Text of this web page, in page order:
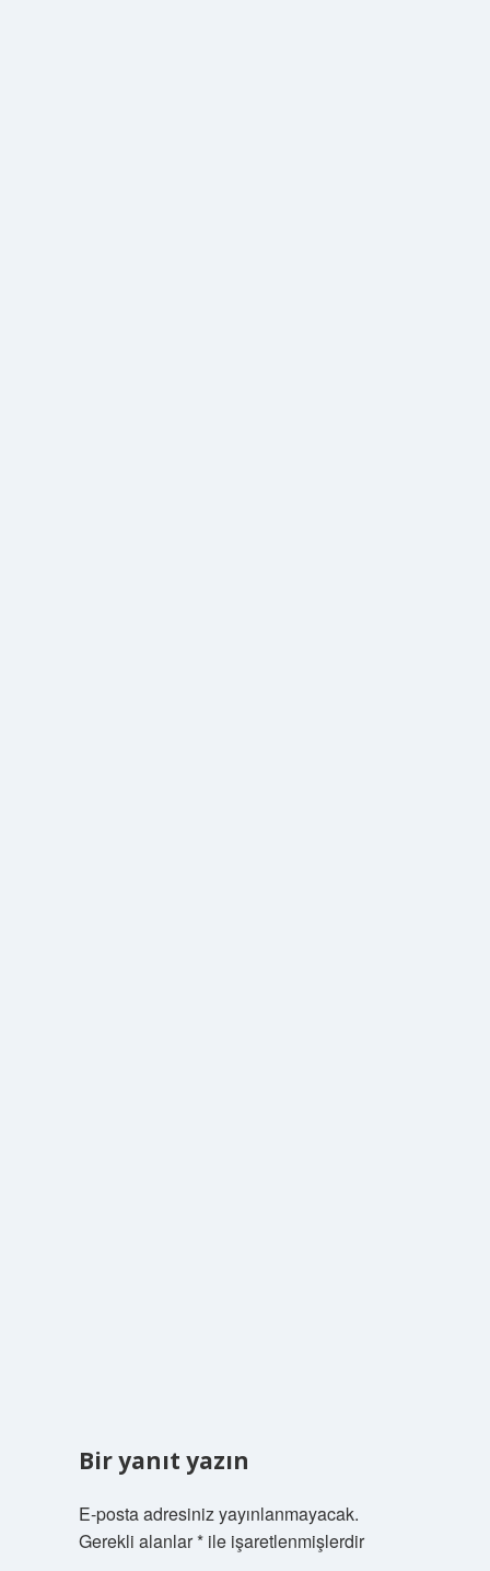
Bir yanıt yazın
E-posta adresiniz yayınlanmayacak.
Gerekli alanlar*ile işaretlenmişlerdir